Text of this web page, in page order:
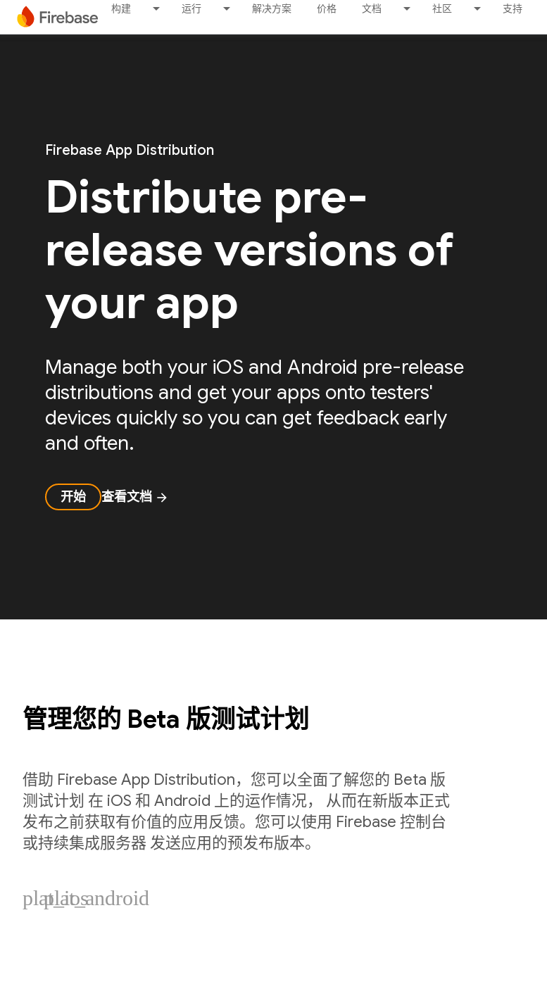
构建 运行 解决方案 价格 文档 社区 支持
Firebase App Distribution
Distribute pre-
release versions of
your app
Manage both your iOS and Android pre-release
distributions and get your apps onto testers'
devices quickly so you can get feedback early
and often.
开始 查看文档 arrow_forward
管理您的 Beta 版测试计划
借助 Firebase App Distribution，您可以全面了解您的 Beta 版
测试计划 在 iOS 和 Android 上的运作情况， 从而在新版本正式
发布之前获取有价值的应用反馈。您可以使用 Firebase 控制台
或持续集成服务器 发送应用的预发布版本。
plat_ios
plat_android